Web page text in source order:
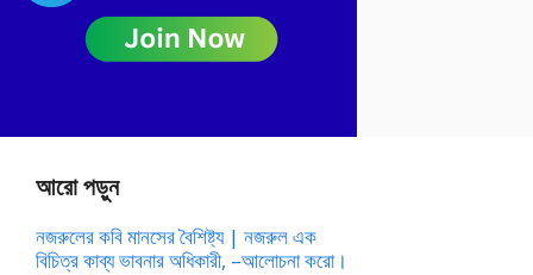
আরো পড়ুন
নজরুলের কবি মানসের বৈশিষ্ট্য | নজরুল এক
বিচিত্র কাব্য ভাবনার অধিকারী, –আলোচনা করো।